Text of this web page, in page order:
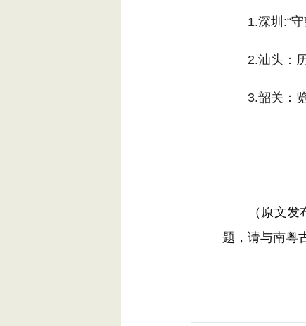
1.深圳:“
2.汕头：
3.韶关：
（原文发布
题，请与南粤